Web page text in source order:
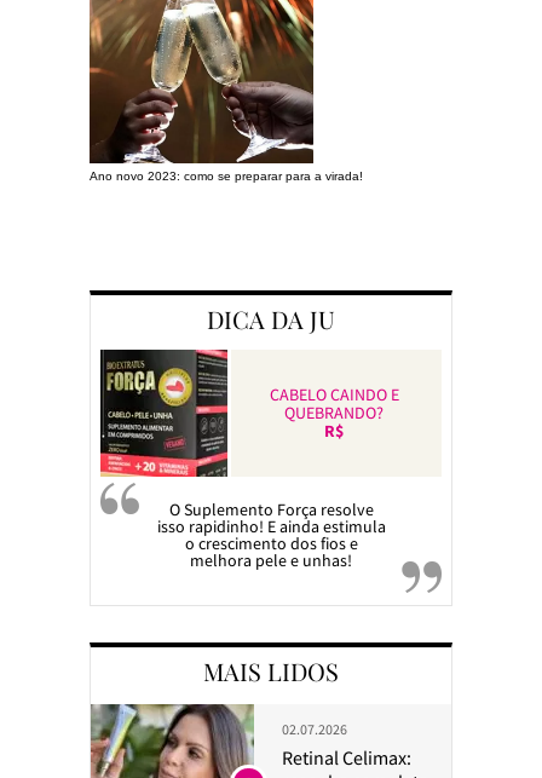
Ano novo 2023: como se preparar para a virada!
DICA DA JU
CABELO CAINDO E
QUEBRANDO?
R$
O Suplemento Força resolve
isso rapidinho! E ainda estimula
o crescimento dos fios e
melhora pele e unhas!
MAIS LIDOS
02.07.2026
Retinal Celimax: